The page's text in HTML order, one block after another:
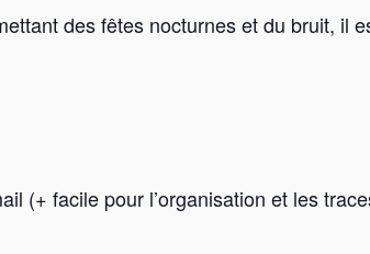
des fêtes nocturnes et du bruit, il
(+ facile pour l’organisation et les